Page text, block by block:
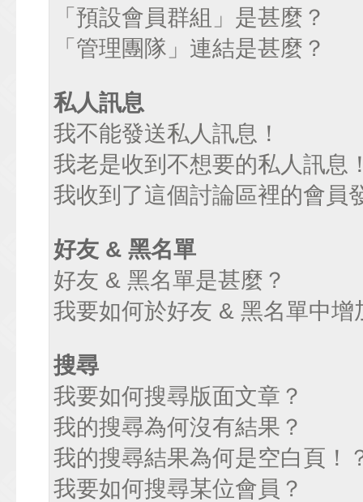
「預設會員群組」是甚麼？
「管理團隊」連結是甚麼？
私人訊息
我不能發送私人訊息！
我老是收到不想要的私人訊息
我收到了這個討論區裡的會員
好友 & 黑名單
好友 & 黑名單是甚麼？
我要如何於好友 & 黑名單中增
搜尋
我要如何搜尋版面文章？
我的搜尋為何沒有結果？
我的搜尋結果為何是空白頁！
我要如何搜尋某位會員？